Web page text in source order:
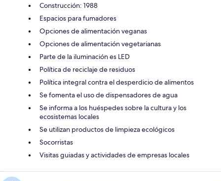
Construcción: 1988
Espacios para fumadores
Opciones de alimentación veganas
Opciones de alimentación vegetarianas
Parte de la iluminación es LED
Política de reciclaje de residuos
Política integral contra el desperdicio de alimentos
Se fomenta el uso de dispensadores de agua
Se informa a los huéspedes sobre la cultura y los
ecosistemas locales
Se utilizan productos de limpieza ecológicos
Socorristas
Visitas guiadas y actividades de empresas locales